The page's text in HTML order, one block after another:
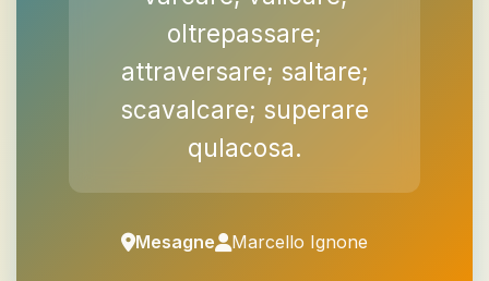
oltrepassare;
attraversare; saltare;
scavalcare; superare
qulacosa.
Mesagne Marcello Ignone